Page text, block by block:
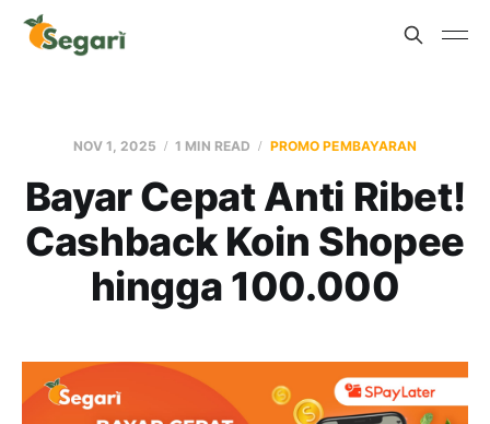
NOV 1, 2025 1 MIN READ PROMO PEMBAYARAN
Bayar Cepat Anti Ribet!
Cashback Koin Shopee
hingga 100.000